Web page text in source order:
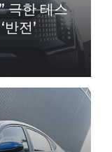
극한 테스
전’